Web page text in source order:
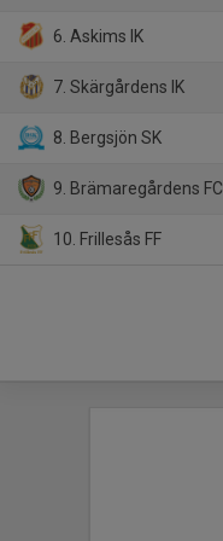
6. Askims IK
7. Skärgårdens IK
8. Bergsjön SK
9. Brämaregårdens FC
10. Frillesås FF